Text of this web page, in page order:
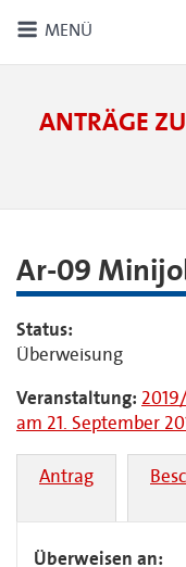
MENÜ
ANTRÄGE
Ar-09
Status:
Überweisung
Veranstaltung:
am 21. September
Antrag
Überweisen an: